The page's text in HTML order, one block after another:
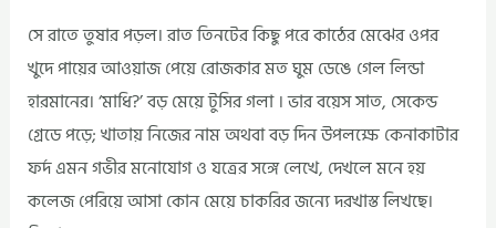
সে রাতে তুষার পড়ল। রাত তিনটের কিছু পরে কাঠের মেঝের ওপর
খুদে পায়ের আওয়াজ পেয়ে রোজকার মত ঘুম ডেঙে গেল লিন্ডা
হারমানের। ‘মাধি?’ বড় মেয়ে টুসির গলা । ভার বয়েস সাত, সেকেন্ড
গ্রেডে পড়ে; খাতায় নিজের নাম অথবা বড় দিন উপলক্ষে কেনাকাটার
ফর্দ এমন গভীর মনোযোগ ও যত্রের সঙ্গে লেখে, দেখলে মনে হয়
কলেজ পেরিয়ে আসা কোন মেয়ে চাকরির জন্যে দরখাস্ত লিখছে।